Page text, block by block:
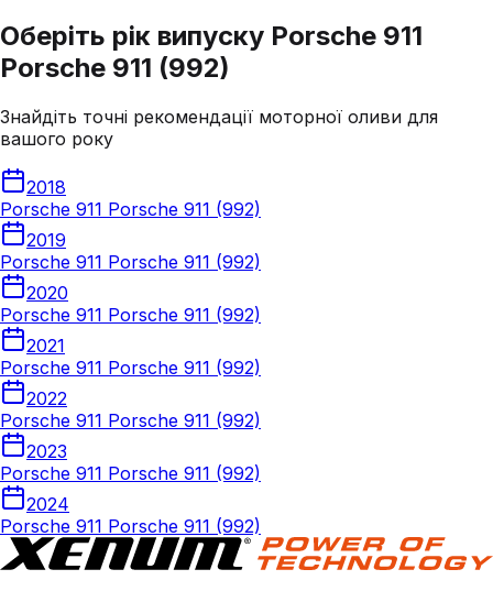
Оберіть рік випуску Porsche 911
Porsche 911 (992)
Знайдіть точні рекомендації моторної оливи для
вашого року
2018
Porsche 911 Porsche 911 (992)
2019
Porsche 911 Porsche 911 (992)
2020
Porsche 911 Porsche 911 (992)
2021
Porsche 911 Porsche 911 (992)
2022
Porsche 911 Porsche 911 (992)
2023
Porsche 911 Porsche 911 (992)
2024
Porsche 911 Porsche 911 (992)